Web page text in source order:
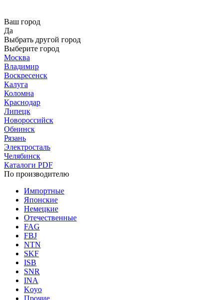
Ваш город
Да
Выбрать другой город
Выберите город
Москва
Владимир
Воскресенск
Калуга
Коломна
Краснодар
Липецк
Новороссийск
Обнинск
Рязань
Электросталь
Челябинск
Каталоги PDF
По производителю
Импортные
Японские
Немецкие
Отечественные
FAG
FBJ
NTN
SKF
ISB
SNR
INA
Koyo
Прочие